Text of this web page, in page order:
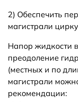
2) Обеспечить
магистрали
Напор жидкости
преодоление
(местных и по
магистрали
рекомендации: